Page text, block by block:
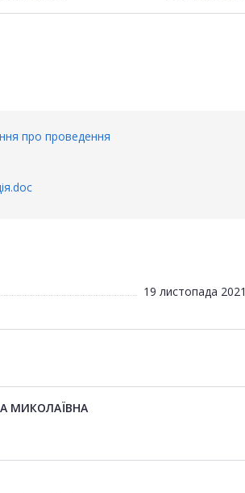
про проведення
19 листопада 2021
МИКОЛАЇВНА